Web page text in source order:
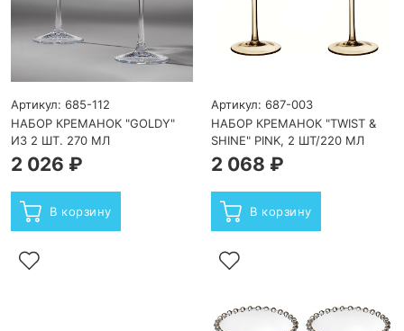
Артикул: 685-112
НАБОР КРЕМАНОК "GOLDY"
ИЗ 2 ШТ. 270 МЛ
2 026 ₽
В корзину
Артикул: 687-003
НАБОР КРЕМАНОК "TWIST &
SHINE" PINK, 2 ШТ/220 МЛ
2 068 ₽
В корзину